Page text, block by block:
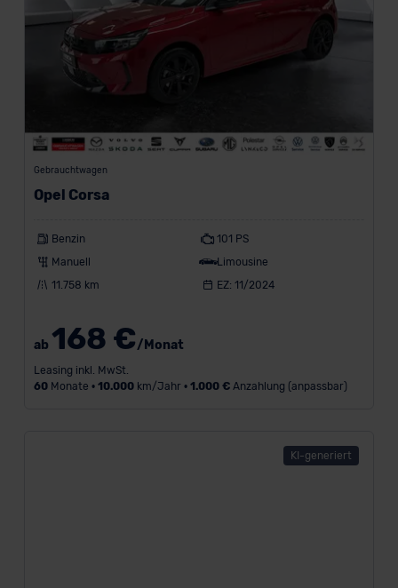
i
b
e
s
a
Gebrauchtwagen
Opel Corsa
Benzin
101 PS
Manuell
Limousine
11.758 km
EZ: 11/2024
ab 168 €/Monat
Leasing inkl. MwSt.
60Monate • 10.000km/Jahr • 1.000 €Anzahlung (anpassbar)
KI-generiert